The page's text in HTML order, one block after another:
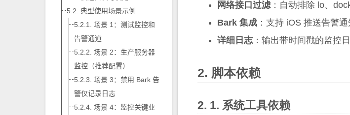
典型使用场景示例
场景 1：测试监控和
告警通道
场景 2：生产服务器
监控（推荐配置）
场景 3：禁用 Bark 告
警仅记录日志
场景 4：监控关键业
网络接口过滤 ：自动排除 lo、
Bark 集成 ：支持 iOS 推送告警通
详细日志 ：输出带时间戳的监控
脚本依赖
系统工具依赖